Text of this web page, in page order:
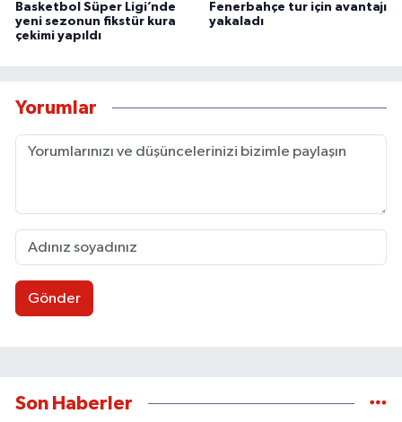
Basketbol Süper Ligi’nde
yeni sezonun fikstür kura
çekimi yapıldı
Fenerbahçe tur için avantajı
yakaladı
Yorumlar
Gönder
Son Haberler